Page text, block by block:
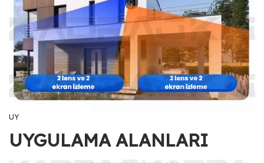
UY
UYGULAMA ALANLARI